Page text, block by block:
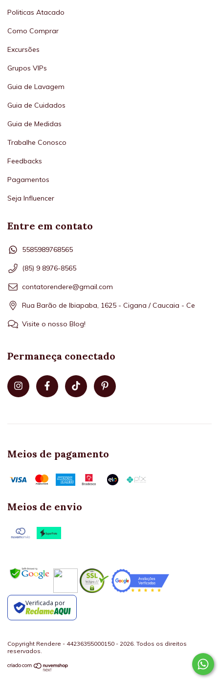
Politicas Atacado
Como Comprar
Excursões
Grupos VIPs
Guia de Lavagem
Guia de Cuidados
Guia de Medidas
Trabalhe Conosco
Feedbacks
Pagamentos
Seja Influencer
Entre em contato
5585989768565
(85) 9 8976-8565
contatorendere@gmail.com
Rua Barão de Ibiapaba, 1625 - Cigana / Caucaia - Ce
Visite o nosso Blog!
Permaneça conectado
Meios de pagamento
Meios de envio
Verificada por
Copyright Rendere - 44236355000150 - 2026. Todos os direitos
reservados.